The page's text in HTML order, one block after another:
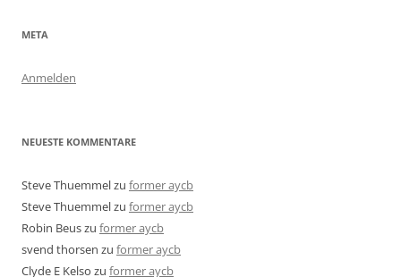
META
Anmelden
NEUESTE KOMMENTARE
Steve Thuemmelzu former aycb
Steve Thuemmelzu former aycb
Robin Beuszu former aycb
svend thorsen zu former aycb
Clyde E Kelso zu former aycb